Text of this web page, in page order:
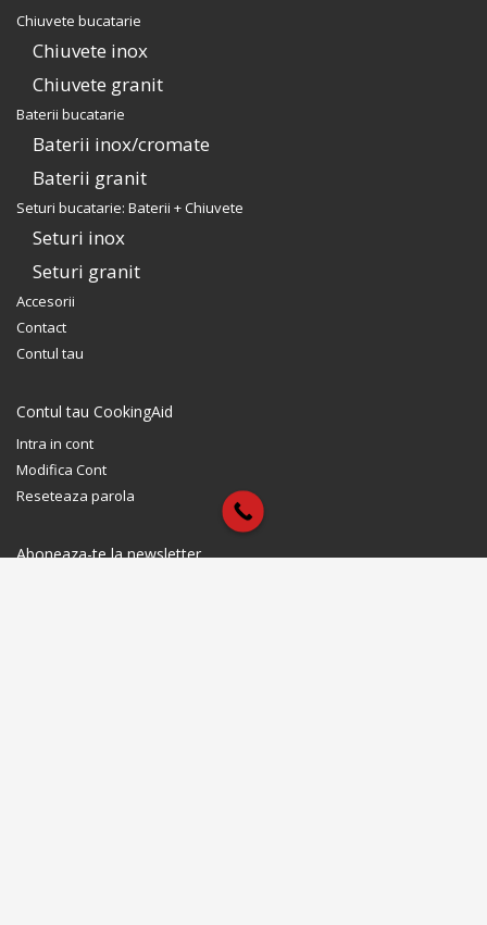
Chiuvete bucatarie
Chiuvete inox
Chiuvete granit
Baterii bucatarie
Baterii inox/cromate
Baterii granit
Seturi bucatarie: Baterii + Chiuvete
Seturi inox
Seturi granit
Accesorii
Contact
Contul tau
Contul tau CookingAid
Intra in cont
Modifica Cont
Reseteaza parola
Aboneaza-te la newsletter